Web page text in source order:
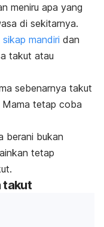
meniru apa yang
di sekitarnya.
mandiri dan
takut atau
sebenarnya takut
tetap coba
berani bukan
tetap
takut